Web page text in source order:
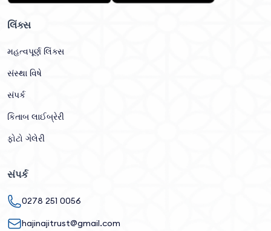
લિંક્સ
મહત્વપૂર્ણ લિંક્સ
સંસ્થા વિષે
સંપર્ક
કિતાબ લાઈબ્રેરી
ફોટો ગેલેરી
સંપર્ક
0278 251 0056
hajinajitrust@gmail.com